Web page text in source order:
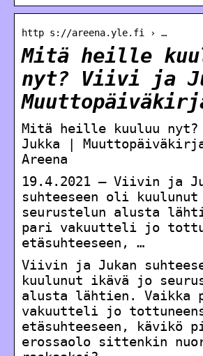
http s://areena.yle.fi › …
Mitä heille
nyt? Viivi ja
Mitä heille kuuluu
Jukka |
Areena
19.4.2021 — Viivin ja
suhteeseen oli
seurustelun alusta
pari vakuutteli jo
etäsuhteeseen, …
Viivin ja Jukan
kuulunut ikävä jo
alusta lähtien. Vaikka
vakuutteli jo
etäsuhteeseen, kävikö
erossaolo sittenkin